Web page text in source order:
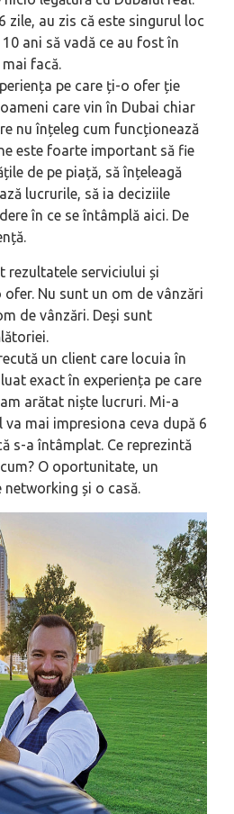
zile, au zis că este singurul loc
ani să vadă ce au fost în
facă.
pe care ți-o ofer ție
care vin în Dubai chiar
nu înțeleg cum funcționează
este foarte important să fie
de pe piață, să înțeleagă
lucrurile, să ia deciziile
în ce se întâmplă aici. De
rezultatele serviciului și
Nu sunt un om de vânzări
de vânzări. Deși sunt
un client care locuia în
exact în experiența pe care
arătat niște lucruri. Mi-a
va mai impresiona ceva după 6
s-a întâmplat. Ce reprezintă
O oportunitate, un
networking și o casă.